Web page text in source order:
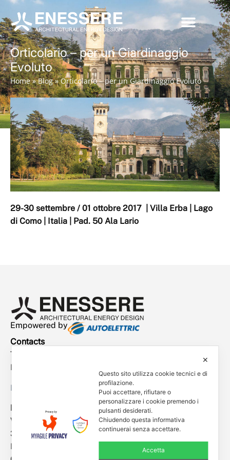
Orticolario – per un Giardinaggio
Evoluto
Home»Blog»Orticolario – per un Giardinaggio Evoluto
29-30 settembre / 01 ottobre 2017 | Villa Erba | Lago
di Como | Italia | Pad. 50 Ala Lario
Empowered by
Contacts
Tel. +39 0444 401001
E-mail: info@enessere.com
Legal Notes, Privacy, Cookies
ENESSERE S.r.l.
Via dell’Impresa, 9
36040 Brendola (VI) – Italy
P.iva/VAT n.: IT04112250248
✕
Questo sito utilizza cookie tecnici e di
profilazione.
Puoi accettare, rifiutare o
personalizzare i cookie premendo i
pulsanti desiderati.
Chiudendo questa informativa
continuerai senza accettare.
Accetta